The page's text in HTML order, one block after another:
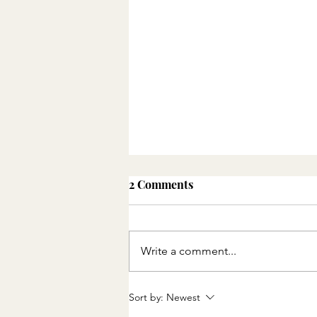
The Paradox of Charity:
How We Limit the Impact
2 Comments
Write a comment...
Sort by: Newest